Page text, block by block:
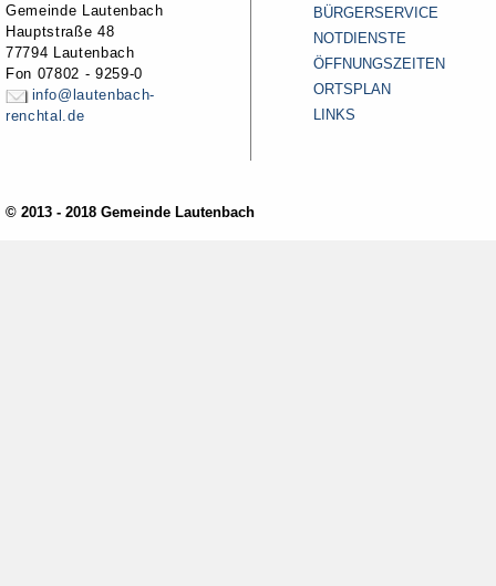
Gemeinde Lautenbach
Hauptstraße 48
77794 Lautenbach
Fon 07802 - 9259-0
info@lautenbach-
renchtal.de
BÜRGERSERVICE
NOTDIENSTE
ÖFFNUNGSZEITEN
ORTSPLAN
LINKS
© 2013 - 2018 Gemeinde Lautenbach